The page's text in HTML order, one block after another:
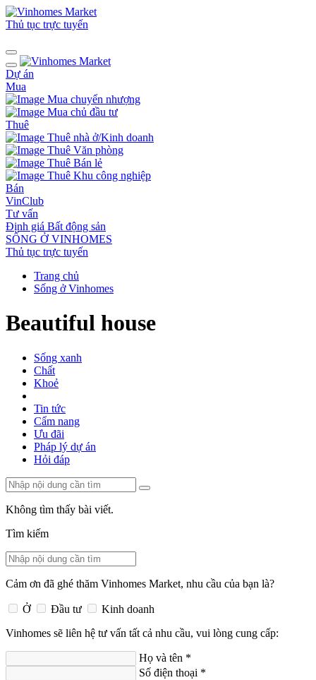
Thủ tục trực tuyến
Dự án
Mua
Mua chuyển nhượng
Mua chủ đầu tư
Thuê
Thuê nhà ở/Kinh doanh
Thuê Văn phòng
Thuê Bán lẻ
Thuê Khu công nghiệp
Bán
VinClub
Tư vấn
Định giá Bất động sản
SỐNG Ở VINHOMES
Thủ tục trực tuyến
Trang chủ
Sống ở Vinhomes
Beautiful house
Sống xanh
Chất
Khoẻ
Tin tức
Cẩm nang
Ưu đãi
Pháp lý dự án
Hỏi đáp
Không tìm thấy bài viết.
Tìm kiếm
Cảm ơn đã ghé thăm Vinhomes Market, nhu cầu của bạn là?
Ở Đầu tư
Kinh doanh
Vinhomes sẽ liên hệ tư vấn tất cả nhu cầu, vui lòng cung cấp:
Họ và tên *
Số điện thoại *